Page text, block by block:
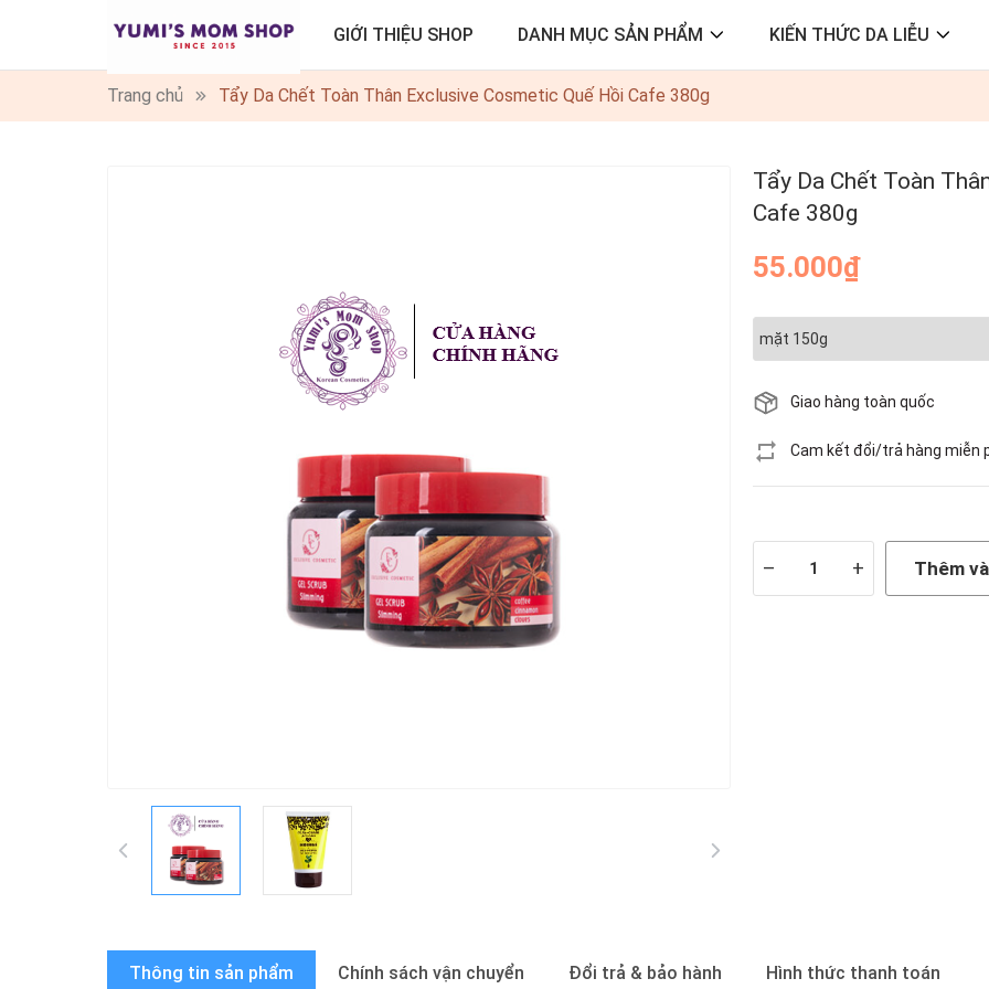
GIỚI THIỆU SHOP DANH MỤC SẢN PHẨM KIẾN THỨC DA LIỄU
Trang chủ Tẩy Da Chết Toàn Thân Exclusive Cosmetic Quế Hồi Cafe 380g
Tẩy Da Chết Toàn
Cafe 380g
55.000₫
Giao hàng toàn quốc
Cam kết đổi/trả hàng miễn
– + Thêm
Thông tin sản phẩm Chính sách vận chuyển Đổi trả & bảo hành Hình thức thanh toán